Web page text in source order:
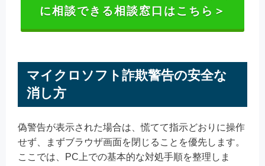
に相談できる相談窓口はこちら＞
マイクロソフト詐欺警告の安全な
消し方
偽警告が表示された場合は、慌てて指示どおりに操作
せず、まずブラウザ画面を閉じることを優先します。
ここでは、PC上での基本的な対処手順を整理しま